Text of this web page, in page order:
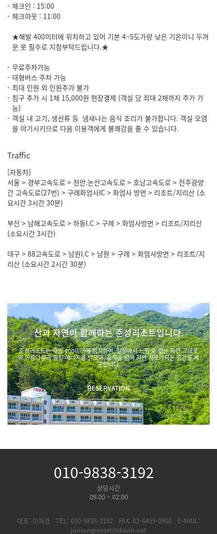
체크인 : 15:00
체크아웃 : 11:00
★해발 400미터에 위치하고 있어 기본 4~5도가량 낮은 기온이니 두꺼
운 옷 필수로 지참부탁드립니다.★
무료주차가능
대형버스 주차 가능
최대 인원 외 인원추가 불가
침구 추가 시 1채 15,000원 현장결제 (객실 당 최대 2채까지 추가 가
능)
객실 내 고기, 생선류 등 냄새나는 음식 조리가 불가합니다. 객실 오염
을 야기시키므로 다음 이용객에게 불쾌감을 줄 수 있습니다.
Traffic
[자동차]
서울 > 경부고속도로 > 천안.논산고속도로 > 호남고속도로 > 전주광양
간 고속도로(27번) > 구례화엄사IC > 화엄사 방면 > 리조트/지리산 (소
요시간 3시간 30분)
부산 > 남해고속도로 > 하동I.C > 구례 > 화엄사방면 > 리조트/지리산
(소요시간 3시간)
대구 > 88고속도로 > 남원I.C > 남원 > 구례 > 화엄사방면 > 리조트/지
리산 (소요시간 2시간 30분)
산과 자연이 함께하는 준성리조트입니다.
준성리조트는 해발 400미터에 위치하여, 일상에서 느낄 수 없는 자연 그대로
의 아름다움과 힐링 에너지를 받으며, 휴식을 넘어 자연 치료가되는 공간을 제
공합니다.
RESERVATION
010-9838-3192
상담시간
09:00 ~ 02:00
대표: 이화경 TEL: 010-9838-3192 FAX: 02-6499-0900
E-MAIL:
junsungresort@daum.net